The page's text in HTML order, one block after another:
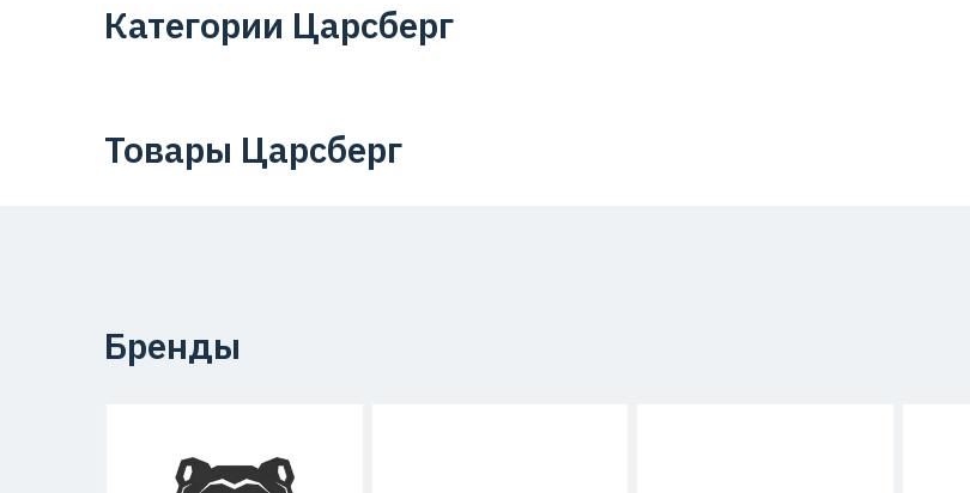
Категории Царсберг
Товары Царсберг
Бренды